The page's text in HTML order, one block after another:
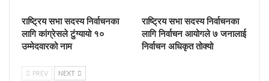
राष्ट्रिय सभा सदस्य निर्वाचनका
लागि कांग्रेसले टुंग्यायो १०
उम्मेदवारको नाम
राष्ट्रिय सभा सदस्य निर्वाचनका
लागि निर्वाचन आयोगले ७ जनालाई
निर्वाचन अधिकृत तोक्यो
PREV NEXT